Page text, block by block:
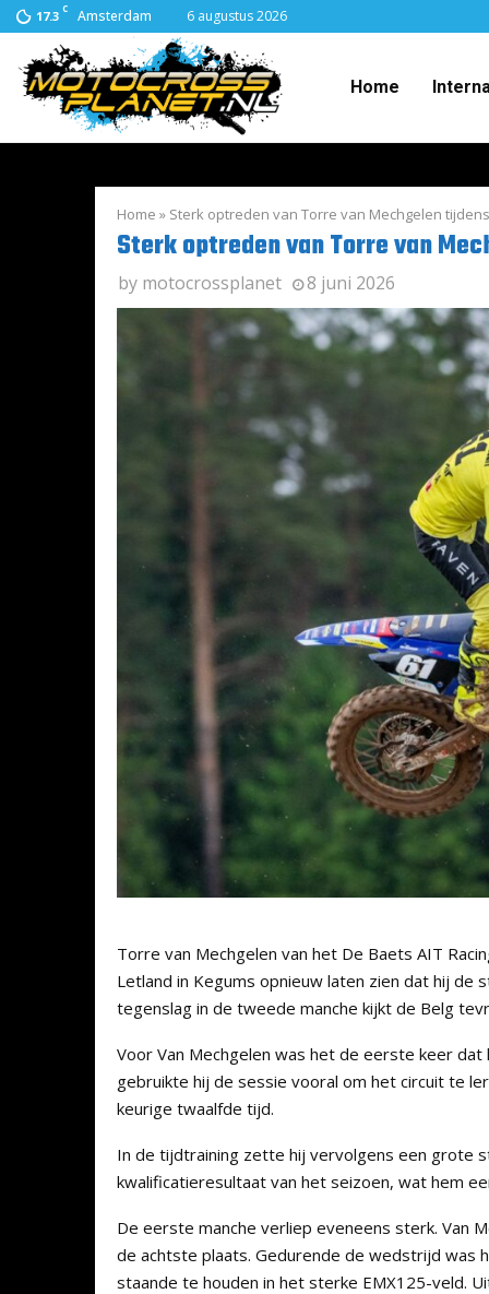
17.3 C Amsterdam 6 augustus 2026
Home
Home » Sterk optreden van Torre van Mechgelen
Sterk optreden van Torre van
by motocrossplanet 8 juni 2026
Torre van Mechgelen van het De Baets AIT
Letland in Kegums opnieuw laten zien dat hij de
tegenslag in de tweede manche kijkt de Belg
Voor Van Mechgelen was het de eerste keer
gebruikte hij de sessie vooral om het circuit te
keurige twaalfde tijd.
In de tijdtraining zette hij vervolgens een grote
kwalificatieresultaat van het seizoen, wat hem
De eerste manche verliep eveneens sterk. Van
de achtste plaats. Gedurende de wedstrijd was
staande te houden in het sterke EMX125-veld.